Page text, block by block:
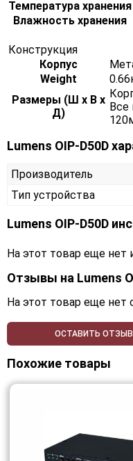
Температура хранения
Влажность хранения
Конструкция
Корпус
Weight
Размеры (Ш х В х
Д)
Lumens OIP-D50D
Производитель
Тип устройства
Lumens OIP-D50D
На этот товар еще нет
Отзывы на Lumens
На этот товар еще нет
ОСТАВИТЬ ОТЗЫВ
Похожие товары